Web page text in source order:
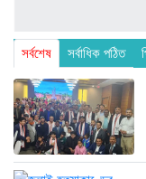
সর্বশেষ সর্বাধিক পঠিত